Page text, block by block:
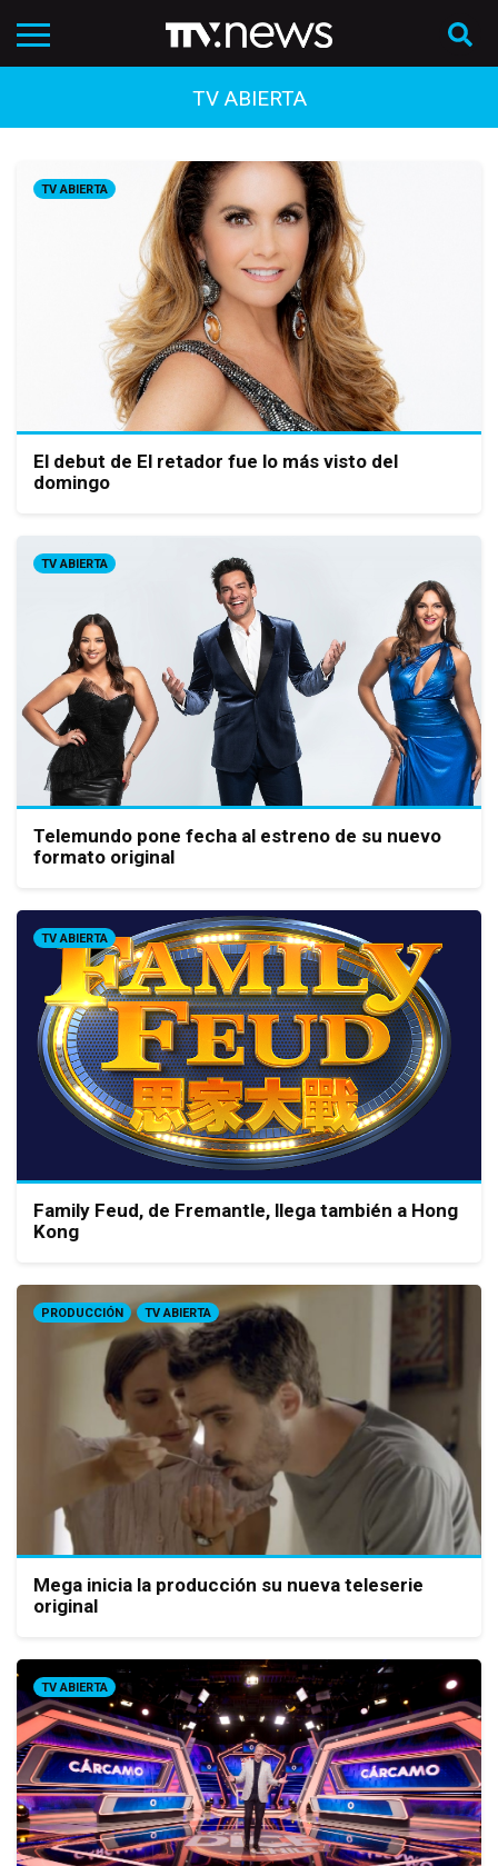
TV ABIERTA
TV ABIERTA
El debut de El retador fue lo más visto del
domingo
TV ABIERTA
Telemundo pone fecha al estreno de su nuevo
formato original
TV ABIERTA
Family Feud, de Fremantle, llega también a Hong
Kong
PRODUCCIÓN TV ABIERTA
Mega inicia la producción su nueva teleserie
original
TV ABIERTA